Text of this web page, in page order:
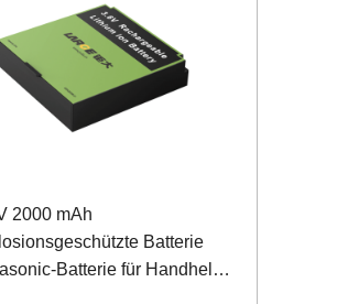
2000 mAh
Batterie
Batterie für Handheld-